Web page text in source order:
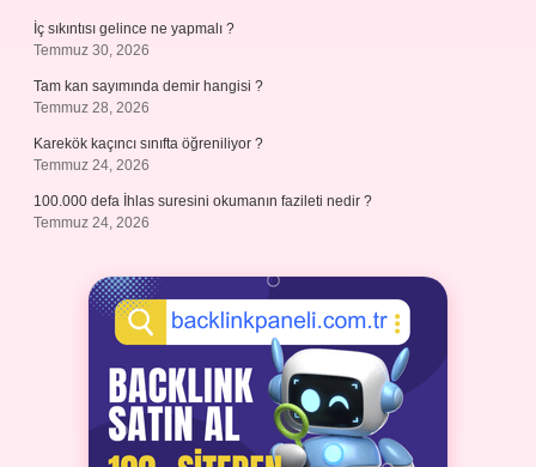
İç sıkıntısı gelince ne yapmalı ?
Temmuz 30, 2026
Tam kan sayımında demir hangisi ?
Temmuz 28, 2026
Karekök kaçıncı sınıfta öğreniliyor ?
Temmuz 24, 2026
100.000 defa İhlas suresini okumanın fazileti nedir ?
Temmuz 24, 2026